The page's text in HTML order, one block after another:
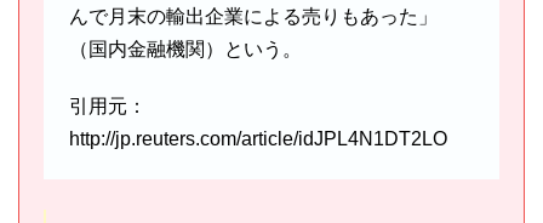
んで月末の輸出企業による売りもあった」
（国内金融機関）という。
引用元：
http://jp.reuters.com/article/idJPL4N1DT2LO